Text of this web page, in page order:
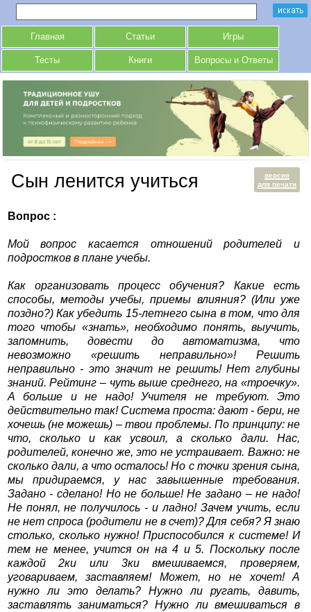
Главная Статьи Игры
Тесты Книги Вопросы и Ответы
версия
для печати
Сын ленится учиться
Вопрос :
Мой вопрос касается отношений родителей и
подростков в плане учебы.
Как организовать процесс обучения? Какие есть
способы, методы учебы, приемы влияния? (Или уже
поздно?) Как убедить 15-летнего сына в том, что для
того чтобы «знать», необходимо понять, выучить,
запомнить, довести до автоматизма, что
невозможно «решить неправильно»! Решить
неправильно - это значит не решить! Нет глубины
знаний. Рейтинг – чуть выше среднего, на «троечку».
А больше и не надо! Учителя не требуют. Это
действительно так! Система проста: дают - бери, не
хочешь (не можешь) – твои проблемы. По принципу: не
что, сколько и как усвоил, а сколько дали. Нас,
родителей, конечно же, это не устраивает. Важно: не
сколько дали, а что осталось! Но с точки зрения сына,
мы придираемся, у нас завышенные требования.
Задано - сделано! Но не больше! Не задано – не надо!
Не понял, не получилось - и ладно! Зачем учить, если
не нет спроса (родители не в счет)? Для себя? Я знаю
столько, сколько нужно! Приспособился к системе! И
тем не менее, учится он на 4 и 5. Поскольку после
каждой 2ки или 3ки вмешиваемся, проверяем,
уговариваем, заставляем! Может, но не хочет! А
нужно ли это делать? Нужно ли ругать, давить,
заставлять заниматься? Нужно ли вмешиваться в